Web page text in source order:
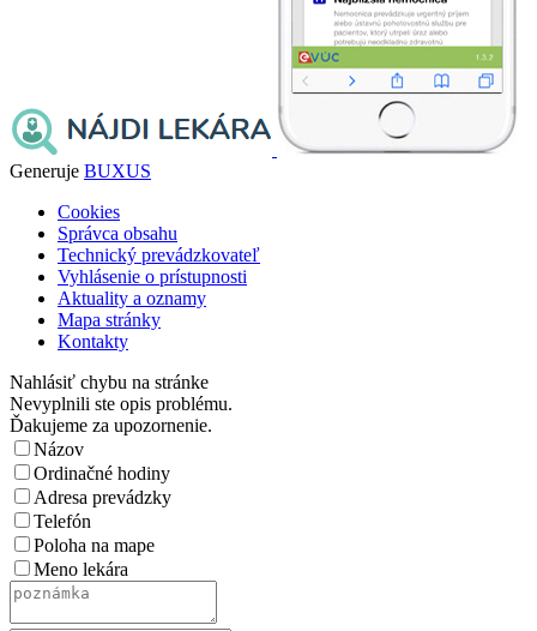
Generuje BUXUS
Cookies
Správca obsahu
Technický prevádzkovateľ
Vyhlásenie o prístupnosti
Aktuality a oznamy
Mapa stránky
Kontakty
Nahlásiť chybu na stránke
Nevyplnili ste opis problému.
Ďakujeme za upozornenie.
Názov
Ordinačné hodiny
Adresa prevádzky
Telefón
Poloha na mape
Meno lekára